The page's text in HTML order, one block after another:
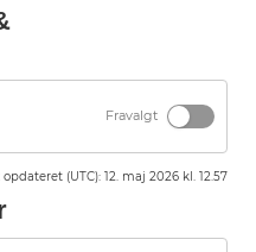
1
og
gældende.
Fravalgt
opdateret (UTC): 12. maj 2026 kl. 12.57